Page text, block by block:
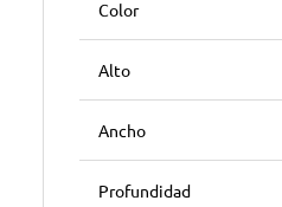
Color
Alto
Ancho
Profundidad